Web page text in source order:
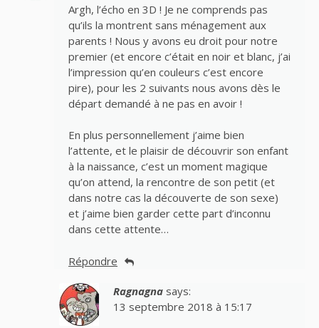
Argh, l’écho en 3D ! Je ne comprends pas
qu’ils la montrent sans ménagement aux
parents ! Nous y avons eu droit pour notre
premier (et encore c’était en noir et blanc, j’ai
l’impression qu’en couleurs c’est encore
pire), pour les 2 suivants nous avons dès le
départ demandé à ne pas en avoir !
En plus personnellement j’aime bien
l’attente, et le plaisir de découvrir son enfant
à la naissance, c’est un moment magique
qu’on attend, la rencontre de son petit (et
dans notre cas la découverte de son sexe)
et j’aime bien garder cette part d’inconnu
dans cette attente…
Répondre
Ragnagna says:
13 septembre 2018 à 15:17